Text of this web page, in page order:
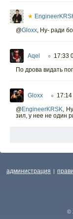
★
@Gloxx, Ну- ради
Aqel ○ 17:33
По дрова видать
Gloxx ○
@EngineerKRSK,
зил, у нее не один
администрация |
©